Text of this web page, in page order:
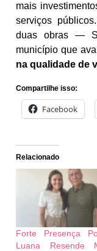
mais
serviços
duas obras —
município que
na qualidade de
Compartilhe isso:
Facebook
Relacionado
Forte Presença
Luana Resende